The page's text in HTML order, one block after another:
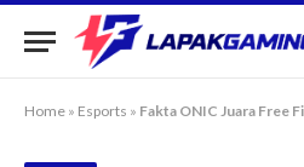
Home » Esports » Fakta ONIC Juara Free Fire World